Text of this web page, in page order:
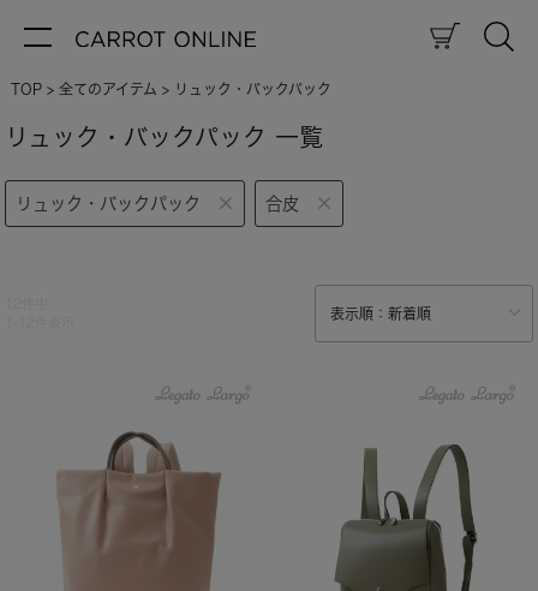
TOP 全てのアイテム リュック・バックパック
リュック・バックパック 一覧
リュック・バックパック 合皮